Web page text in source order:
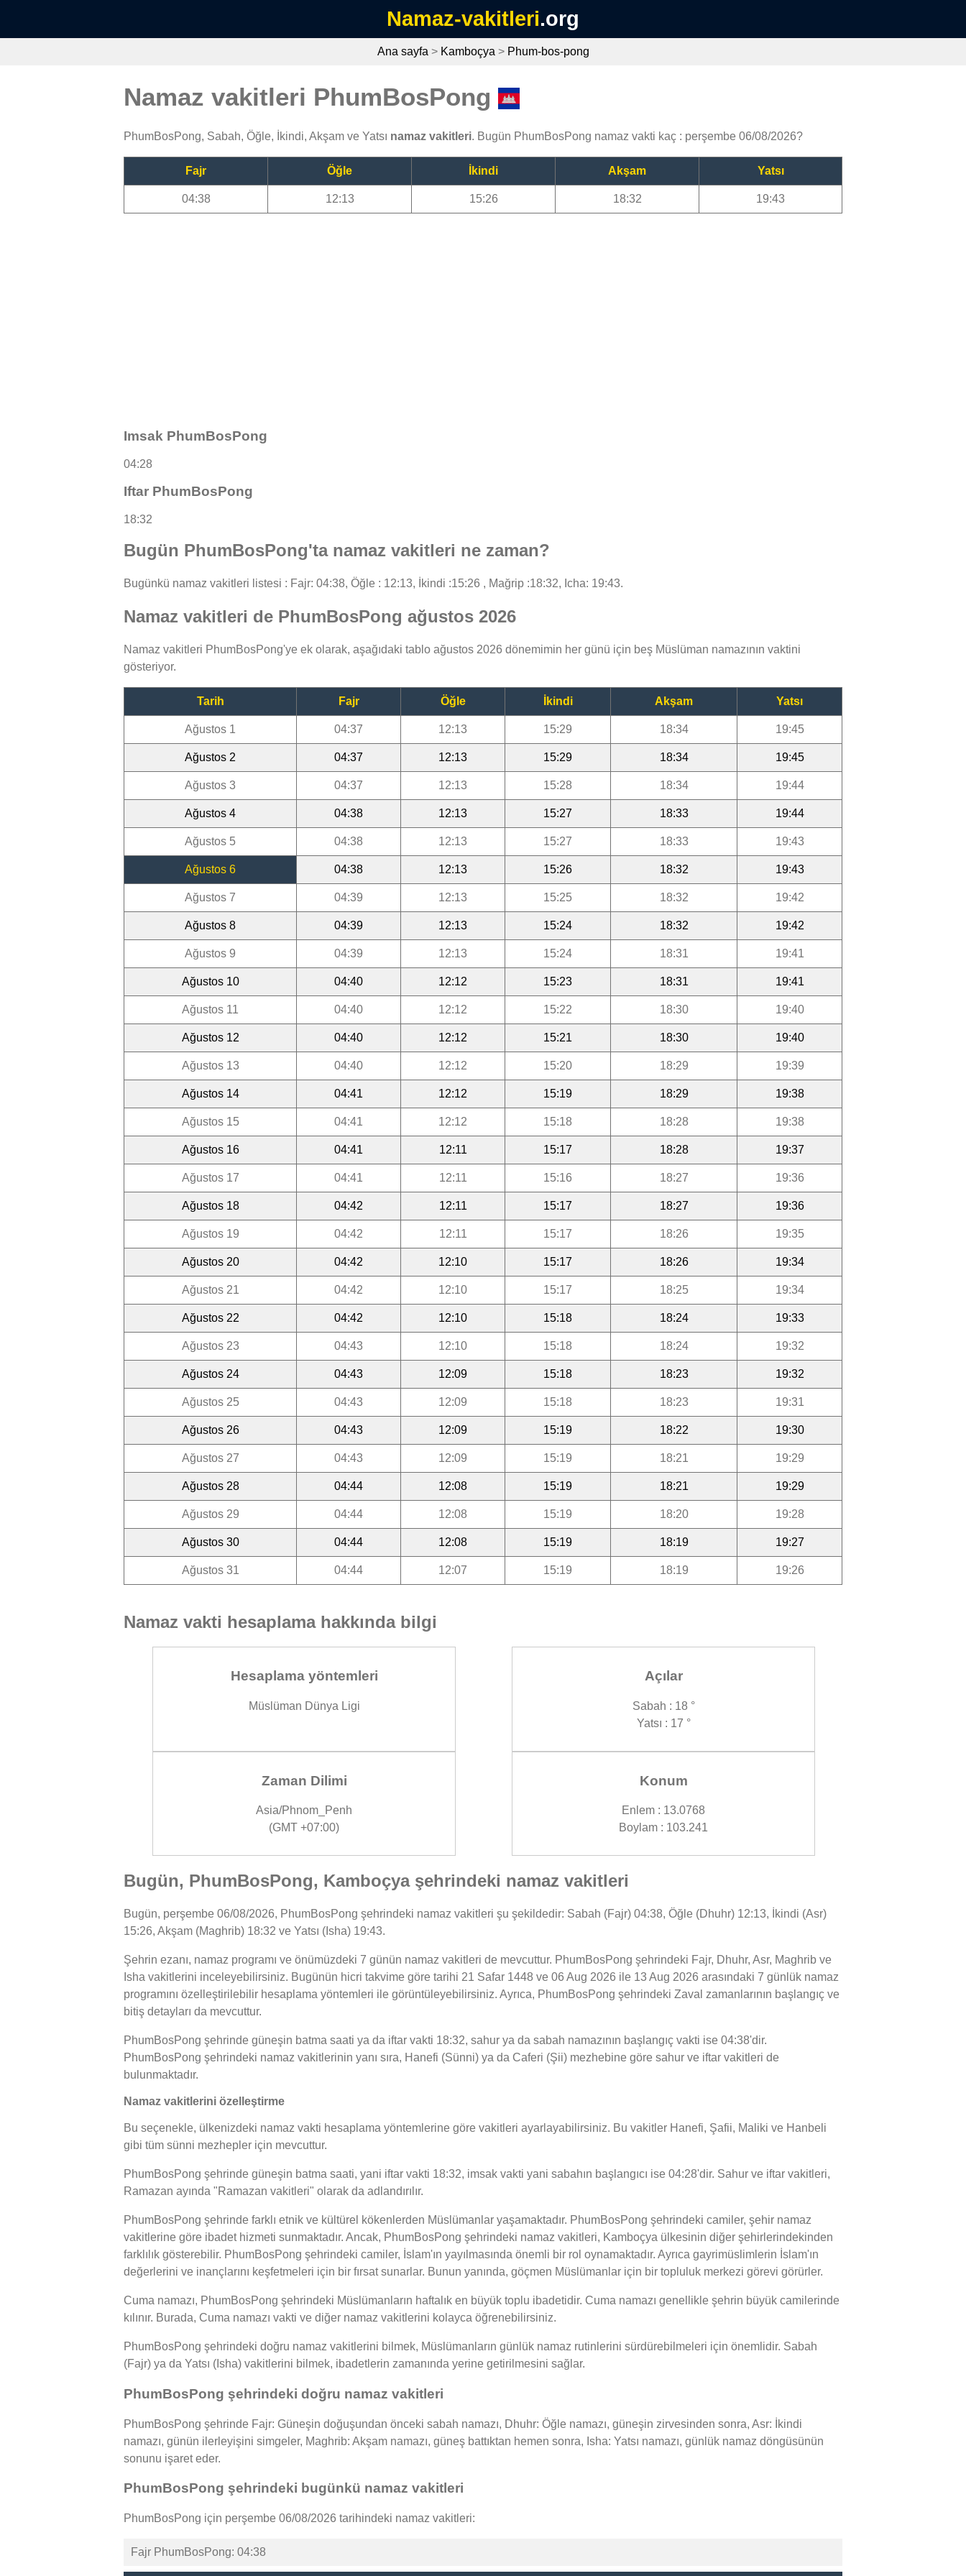
Namaz-vakitleri.org
Ana sayfa > Kamboçya > Phum-bos-pong
Namaz vakitleri PhumBosPong
PhumBosPong, Sabah, Öğle, İkindi, Akşam ve Yatsı namaz vakitleri. Bugün PhumBosPong namaz vakti kaç : perşembe 06/08/2026?
Fajr Öğle İkindi Akşam Yatsı
04:38 12:13 15:26 18:32 19:43
Imsak PhumBosPong
04:28
Iftar PhumBosPong
18:32
Bugün PhumBosPong'ta namaz vakitleri ne zaman?
Bugünkü namaz vakitleri listesi : Fajr: 04:38, Öğle : 12:13, İkindi :15:26 , Mağrip :18:32, Icha: 19:43.
Namaz vakitleri de PhumBosPong ağustos 2026
Namaz vakitleri PhumBosPong'ye ek olarak, aşağıdaki tablo ağustos 2026 dönemimin her günü için beş Müslüman namazının vaktini
gösteriyor.
Tarih Fajr Öğle İkindi Akşam Yatsı
Ağustos 1 04:37 12:13 15:29 18:34 19:45
Ağustos 2 04:37 12:13 15:29 18:34 19:45
Ağustos 3 04:37 12:13 15:28 18:34 19:44
Ağustos 4 04:38 12:13 15:27 18:33 19:44
Ağustos 5 04:38 12:13 15:27 18:33 19:43
Ağustos 6 04:38 12:13 15:26 18:32 19:43
Ağustos 7 04:39 12:13 15:25 18:32 19:42
Ağustos 8 04:39 12:13 15:24 18:32 19:42
Ağustos 9 04:39 12:13 15:24 18:31 19:41
Ağustos 10 04:40 12:12 15:23 18:31 19:41
Ağustos 11 04:40 12:12 15:22 18:30 19:40
Ağustos 12 04:40 12:12 15:21 18:30 19:40
Ağustos 13 04:40 12:12 15:20 18:29 19:39
Ağustos 14 04:41 12:12 15:19 18:29 19:38
Ağustos 15 04:41 12:12 15:18 18:28 19:38
Ağustos 16 04:41 12:11 15:17 18:28 19:37
Ağustos 17 04:41 12:11 15:16 18:27 19:36
Ağustos 18 04:42 12:11 15:17 18:27 19:36
Ağustos 19 04:42 12:11 15:17 18:26 19:35
Ağustos 20 04:42 12:10 15:17 18:26 19:34
Ağustos 21 04:42 12:10 15:17 18:25 19:34
Ağustos 22 04:42 12:10 15:18 18:24 19:33
Ağustos 23 04:43 12:10 15:18 18:24 19:32
Ağustos 24 04:43 12:09 15:18 18:23 19:32
Ağustos 25 04:43 12:09 15:18 18:23 19:31
Ağustos 26 04:43 12:09 15:19 18:22 19:30
Ağustos 27 04:43 12:09 15:19 18:21 19:29
Ağustos 28 04:44 12:08 15:19 18:21 19:29
Ağustos 29 04:44 12:08 15:19 18:20 19:28
Ağustos 30 04:44 12:08 15:19 18:19 19:27
Ağustos 31 04:44 12:07 15:19 18:19 19:26
Namaz vakti hesaplama hakkında bilgi
Hesaplama yöntemleri
Müslüman Dünya Ligi
Açılar
Sabah : 18 °
Yatsı : 17 °
Zaman Dilimi
Asia/Phnom_Penh
(GMT +07:00)
Konum
Enlem : 13.0768
Boylam : 103.241
Bugün, PhumBosPong, Kamboçya şehrindeki namaz vakitleri
Bugün, perşembe 06/08/2026, PhumBosPong şehrindeki namaz vakitleri şu şekildedir: Sabah (Fajr) 04:38, Öğle (Dhuhr) 12:13, İkindi (Asr)
15:26, Akşam (Maghrib) 18:32 ve Yatsı (Isha) 19:43.
Şehrin ezanı, namaz programı ve önümüzdeki 7 günün namaz vakitleri de mevcuttur. PhumBosPong şehrindeki Fajr, Dhuhr, Asr, Maghrib ve
Isha vakitlerini inceleyebilirsiniz. Bugünün hicri takvime göre tarihi 21 Safar 1448 ve 06 Aug 2026 ile 13 Aug 2026 arasındaki 7 günlük namaz
programını özelleştirilebilir hesaplama yöntemleri ile görüntüleyebilirsiniz. Ayrıca, PhumBosPong şehrindeki Zaval zamanlarının başlangıç ve
bitiş detayları da mevcuttur.
PhumBosPong şehrinde güneşin batma saati ya da iftar vakti 18:32, sahur ya da sabah namazının başlangıç vakti ise 04:38'dir.
PhumBosPong şehrindeki namaz vakitlerinin yanı sıra, Hanefi (Sünni) ya da Caferi (Şii) mezhebine göre sahur ve iftar vakitleri de
bulunmaktadır.
Namaz vakitlerini özelleştirme
Bu seçenekle, ülkenizdeki namaz vakti hesaplama yöntemlerine göre vakitleri ayarlayabilirsiniz. Bu vakitler Hanefi, Şafii, Maliki ve Hanbeli
gibi tüm sünni mezhepler için mevcuttur.
PhumBosPong şehrinde güneşin batma saati, yani iftar vakti 18:32, imsak vakti yani sabahın başlangıcı ise 04:28'dir. Sahur ve iftar vakitleri,
Ramazan ayında "Ramazan vakitleri" olarak da adlandırılır.
PhumBosPong şehrinde farklı etnik ve kültürel kökenlerden Müslümanlar yaşamaktadır. PhumBosPong şehrindeki camiler, şehir namaz
vakitlerine göre ibadet hizmeti sunmaktadır. Ancak, PhumBosPong şehrindeki namaz vakitleri, Kamboçya ülkesinin diğer şehirlerindekinden
farklılık gösterebilir. PhumBosPong şehrindeki camiler, İslam'ın yayılmasında önemli bir rol oynamaktadır. Ayrıca gayrimüslimlerin İslam'ın
değerlerini ve inançlarını keşfetmeleri için bir fırsat sunarlar. Bunun yanında, göçmen Müslümanlar için bir topluluk merkezi görevi görürler.
Cuma namazı, PhumBosPong şehrindeki Müslümanların haftalık en büyük toplu ibadetidir. Cuma namazı genellikle şehrin büyük camilerinde
kılınır. Burada, Cuma namazı vakti ve diğer namaz vakitlerini kolayca öğrenebilirsiniz.
PhumBosPong şehrindeki doğru namaz vakitlerini bilmek, Müslümanların günlük namaz rutinlerini sürdürebilmeleri için önemlidir. Sabah
(Fajr) ya da Yatsı (Isha) vakitlerini bilmek, ibadetlerin zamanında yerine getirilmesini sağlar.
PhumBosPong şehrindeki doğru namaz vakitleri
PhumBosPong şehrinde Fajr: Güneşin doğuşundan önceki sabah namazı, Dhuhr: Öğle namazı, güneşin zirvesinden sonra, Asr: İkindi
namazı, günün ilerleyişini simgeler, Maghrib: Akşam namazı, güneş battıktan hemen sonra, Isha: Yatsı namazı, günlük namaz döngüsünün
sonunu işaret eder.
PhumBosPong şehrindeki bugünkü namaz vakitleri
PhumBosPong için perşembe 06/08/2026 tarihindeki namaz vakitleri:
Fajr PhumBosPong: 04:38